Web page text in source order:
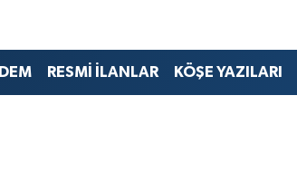
RESMİ İLANLAR KÖŞE YAZILARI